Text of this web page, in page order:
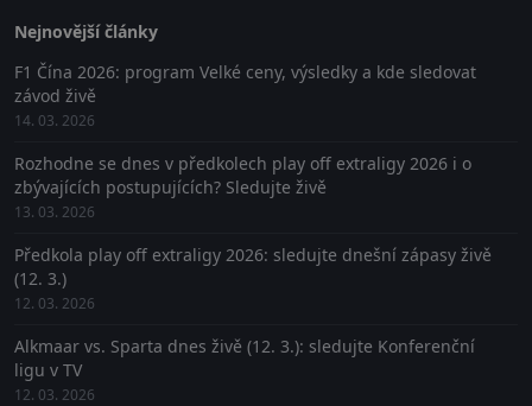
Nejnovější články
F1 Čína 2026: program Velké ceny, výsledky a kde sledovat
závod živě
14. 03. 2026
Rozhodne se dnes v předkolech play off extraligy 2026 i o
zbývajících postupujících? Sledujte živě
13. 03. 2026
Předkola play off extraligy 2026: sledujte dnešní zápasy živě
(12. 3.)
12. 03. 2026
Alkmaar vs. Sparta dnes živě (12. 3.): sledujte Konferenční
ligu v TV
12. 03. 2026